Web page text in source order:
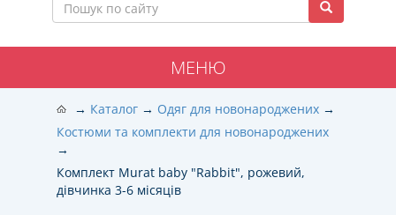
МЕНЮ
Каталог
Одяг для новонароджених
Костюми та комплекти для новонароджених
Комплект Murat baby "Rabbit", рожевий,
дівчинка 3-6 місяців